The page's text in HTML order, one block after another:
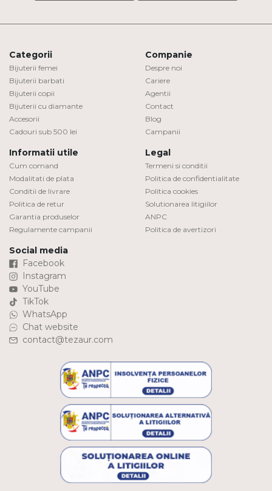
Categorii
Bijuterii femei
Bijuterii barbati
Bijuterii copii
Bijuterii cu diamante
Accesorii
Cadouri sub 500 lei
Companie
Despre noi
Cariere
Agentii
Contact
Blog
Campanii
Informatii utile
Cum comand
Modalitati de plata
Conditii de livrare
Politica de retur
Garantia produselor
Regulamente campanii
Legal
Termeni si conditii
Politica de confidentialitate
Politica cookies
Solutionarea litigiilor
ANPC
Politica de avertizori
Social media
Facebook
Instagram
YouTube
TikTok
WhatsApp
Chat website
contact@tezaur.com